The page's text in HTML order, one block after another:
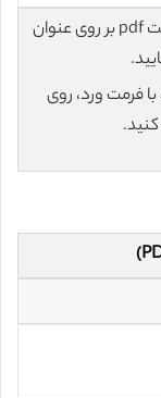
برای دانلود رایگان مقاله انگلیسی با فرمت pdf بر روی عنوان
فرمت ورد، روی